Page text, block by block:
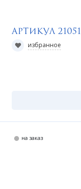
Артикул 21051
избранное
на заказ